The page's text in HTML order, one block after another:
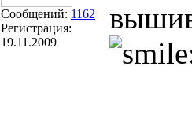
Сообщений: 1162
Регистрация:
19.11.2009